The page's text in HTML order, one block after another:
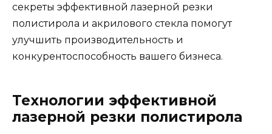
секреты эффективной лазерной резки
полистирола и акрилового стекла помогут
улучшить производительность и
конкурентоспособность вашего бизнеса.
Технологии эффективной
лазерной резки полистирола